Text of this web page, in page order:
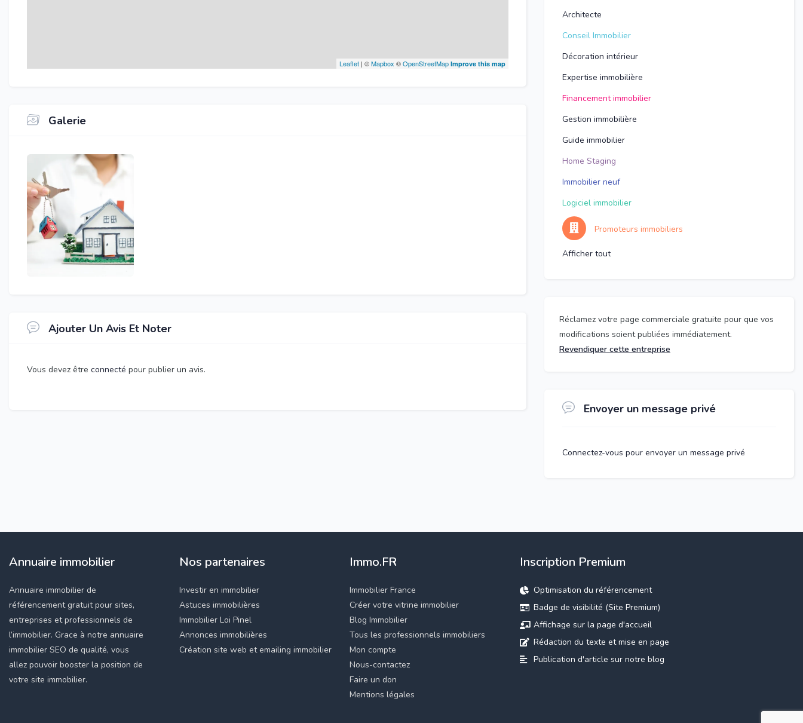
Leaflet | ©Mapbox ©OpenStreetMap Improve this map
Galerie
Ajouter Un Avis Et Noter
Vous devez être connecté pour publier un avis.
Architecte
Conseil Immobilier
Décoration intérieur
Expertise immobilière
Financement immobilier
Gestion immobilière
Guide immobilier
Home Staging
Immobilier neuf
Logiciel immobilier
Promoteurs immobiliers
Afficher tout
Réclamez votre page commerciale gratuite pour que vos
modifications soient publiées immédiatement.
Revendiquer cette entreprise
Envoyer un message privé
Connectez-vous pour envoyer un message privé
Annuaire immobilier
Annuaire immobilier de
référencement gratuit pour sites,
entreprises et professionnels de
l’immobilier. Grace à notre annuaire
immobilier SEO de qualité, vous
allez pouvoir booster la position de
votre site immobilier.
Nos partenaires
Investir en immobilier
Astuces immobilières
Immobilier Loi Pinel
Annonces immobilières
Création site web et emailing immobilier
Immo.FR
Immobilier France
Créer votre vitrine immobilier
Blog Immobilier
Tous les professionnels immobiliers
Mon compte
Nous-contactez
Faire un don
Mentions légales
Inscription Premium
Optimisation du référencement
Badge de visibilité (Site Premium)
Affichage sur la page d'accueil
Rédaction du texte et mise en page
Publication d'article sur notre blog